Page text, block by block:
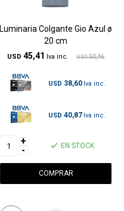
Luminaria Colgante Gio Azul ø
20 cm
USD 45,41 USD 50,46
USD 38,60
USD 40,87
+
- EN STOCK